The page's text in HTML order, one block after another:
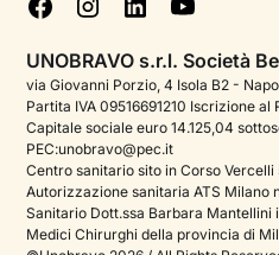
Podcast di psicologia
Corporate
Psicologo italiano all'estero
Approfondimenti sulla
Cookie policy
Gestisci cookie
UNOBRAVO s.r.l. Società
via Giovanni Porzio, 4 Isola B2 -
Partita IVA 09516691210 Iscrizione al
Capitale sociale euro 14.125,04
PEC:unobravo@pec.it
Centro sanitario sito in Corso Vercelli
Autorizzazione sanitaria ATS Milano
Sanitario Dott.ssa Barbara Mantellini
Medici Chirurghi della provincia di